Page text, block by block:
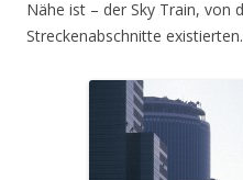
Nähe ist – der Sky Train, von
Streckenabschnitte existierten.